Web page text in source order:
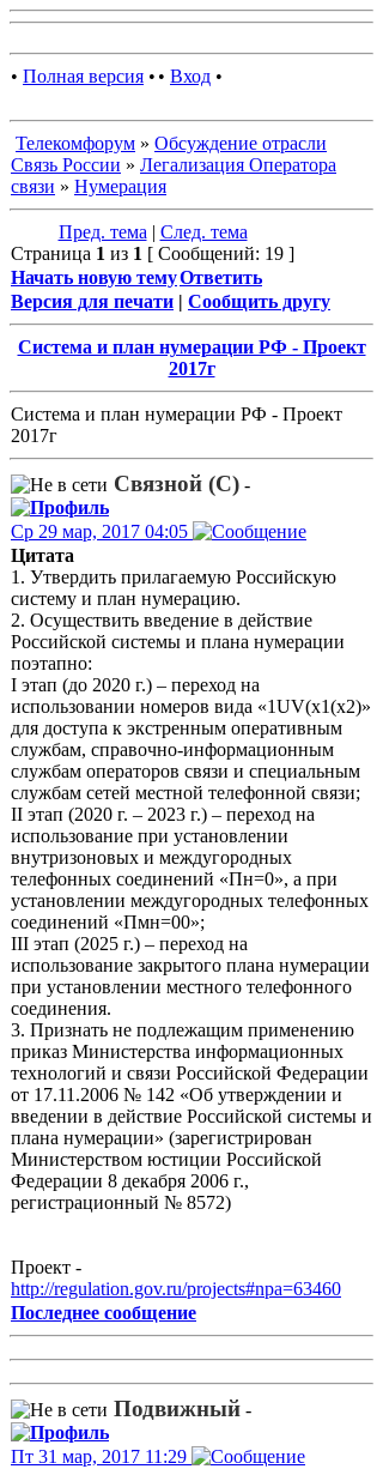
• Полная версия • • Вход •
Телекомфорум » Обсуждение отрасли
Связь России » Легализация Оператора
связи » Нумерация
Пред. тема | След. тема
Страница 1 из 1 [ Сообщений: 19 ]
Начать новую темуОтветить
Версия для печати | Сообщить другу
Система и план нумерации РФ - Проект
2017г
Система и план нумерации РФ - Проект
2017г
Связной (С) -
Ср 29 мар, 2017 04:05
Цитата
1. Утвердить прилагаемую Российскую
систему и план нумерацию.
2. Осуществить введение в действие
Российской системы и плана нумерации
поэтапно:
I этап (до 2020 г.) – переход на
использовании номеров вида «1UV(х1(х2)»
для доступа к экстренным оперативным
службам, справочно-информационным
службам операторов связи и специальным
службам сетей местной телефонной связи;
II этап (2020 г. – 2023 г.) – переход на
использование при установлении
внутризоновых и междугородных
телефонных соединений «Пн=0», а при
установлении междугородных телефонных
соединений «Пмн=00»;
III этап (2025 г.) – переход на
использование закрытого плана нумерации
при установлении местного телефонного
соединения.
3. Признать не подлежащим применению
приказ Министерства информационных
технологий и связи Российской Федерации
от 17.11.2006 № 142 «Об утверждении и
введении в действие Российской системы и
плана нумерации» (зарегистрирован
Министерством юстиции Российской
Федерации 8 декабря 2006 г.,
регистрационный № 8572)
Проект -
http://regulation.gov.ru/projects#npa=63460
Последнее сообщение
Подвижный -
Пт 31 мар, 2017 11:29